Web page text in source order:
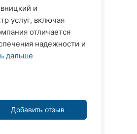
и
услуг, включая
отличается
надежности и
дальше
Добавить отзыв